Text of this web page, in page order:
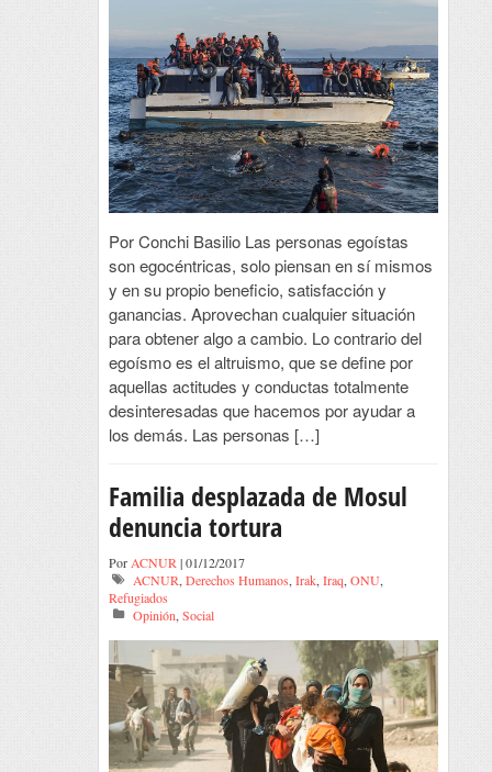
Por Conchi Basilio Las personas egoístas
son egocéntricas, solo piensan en sí mismos
y en su propio beneficio, satisfacción y
ganancias. Aprovechan cualquier situación
para obtener algo a cambio. Lo contrario del
egoísmo es el altruismo, que se define por
aquellas actitudes y conductas totalmente
desinteresadas que hacemos por ayudar a
los demás. Las personas […]
Familia desplazada de Mosul
denuncia tortura
PorACNUR| 01/12/2017
ACNUR,Derechos Humanos,Irak,Iraq,ONU,
Refugiados
Opinión,Social